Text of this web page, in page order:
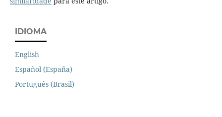
IDIOMA
English
Español (España)
Português (Brasil)